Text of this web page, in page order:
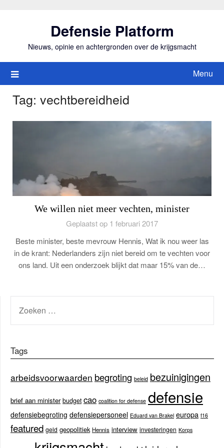
Defensie Platform
Nieuws, opinie en achtergronden over de krijgsmacht
Menu
Tag: vechtbereidheid
We willen niet meer vechten, minister
Geplaatst op 1 februari 2017
Beste minister, beste mevrouw Hennis, Wat ik nou weer las
in de krant: Nederlanders zijn niet bereid om te vechten voor
ons land. Uit een onderzoek blijkt dat maar 15% van de…
NAAR:
Tags
arbeidsvoorwaarden begroting beleid bezuinigingen
brief aan minister budget cao coalition for defense defensie
defensiebegroting defensiepersoneel Eduard van Brakel europa f16
featured geld geopolitiek Hennis interview investeringen Korps